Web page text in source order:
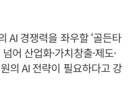
AI 경쟁력을 좌우할 ‘골든타
어 산업화·가치창출·제도·
의 AI 전략이 필요하다고 강